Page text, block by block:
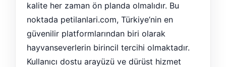
kalite her zaman ön planda olmalıdır. Bu
noktada petilanlari.com, Türkiye’nin en
güvenilir platformlarından biri olarak
hayvanseverlerin birincil tercihi olmaktadır.
Kullanıcı dostu arayüzü ve dürüst hizmet